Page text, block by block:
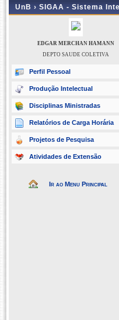
UnB › SIGAA - Sistema
EDGAR MERCHAN HAMANN
DEPTO SAUDE COLETIVA
Perfil Pessoal
Produção Intelectual
Disciplinas Ministradas
Relatórios de Carga Horária
Projetos de Pesquisa
Atividades de Extensão
Ir ao Menu Principal